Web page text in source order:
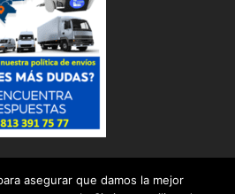
asegurar que damos la mejor